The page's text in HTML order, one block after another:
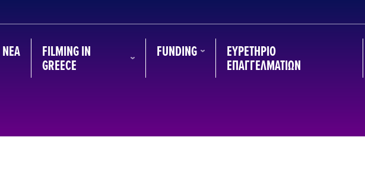
ΝΈΑ FILMING IN
GREECE
FUNDING ΕΥΡΕΤΉΡΙΟ
ΕΠΑΓΓΕΛΜΑΤΙΏΝ